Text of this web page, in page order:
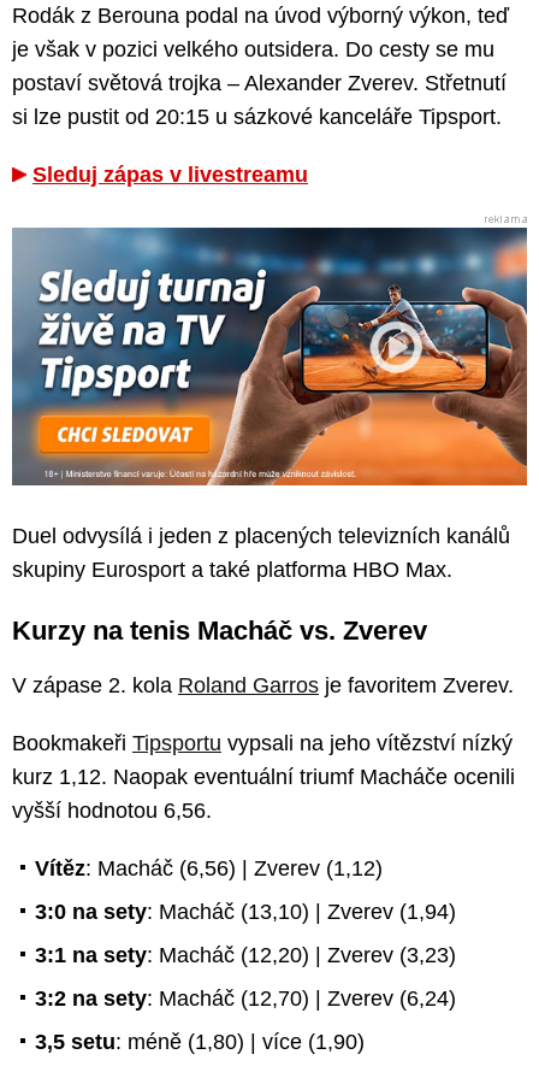
Rodák z Berouna podal na úvod výborný výkon, teď
je však v pozici velkého outsidera. Do cesty se mu
postaví světová trojka – Alexander Zverev. Střetnutí
si lze pustit od 20:15 u sázkové kanceláře Tipsport.
Sleduj zápas v livestreamu
Duel odvysílá i jeden z placených televizních kanálů
skupiny Eurosport a také platforma HBO Max.
Kurzy na tenis Macháč vs. Zverev
V zápase 2. kola Roland Garros je favoritem Zverev.
Bookmakeři Tipsportu vypsali na jeho vítězství nízký
kurz 1,12. Naopak eventuální triumf Macháče ocenili
vyšší hodnotou 6,56.
Vítěz: Macháč (6,56) | Zverev (1,12)
3:0 na sety: Macháč (13,10) | Zverev (1,94)
3:1 na sety: Macháč (12,20) | Zverev (3,23)
3:2 na sety: Macháč (12,70) | Zverev (6,24)
3,5 setu: méně (1,80) | více (1,90)